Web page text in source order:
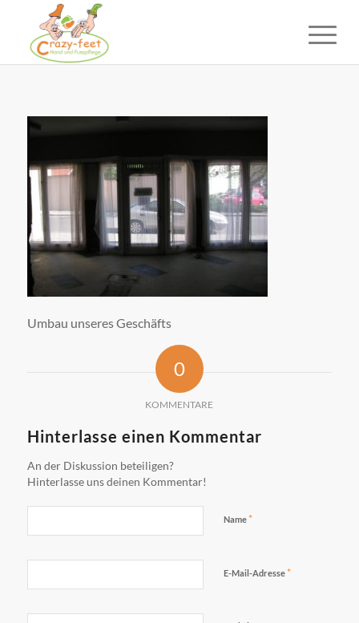
Umbau unseres Geschäfts
0
KOMMENTARE
Hinterlasse einen Kommentar
An der Diskussion beteiligen?
Hinterlasse uns deinen Kommentar!
Name *
E-Mail-Adresse *